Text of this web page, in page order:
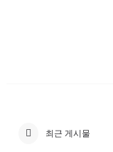
최근 게시물